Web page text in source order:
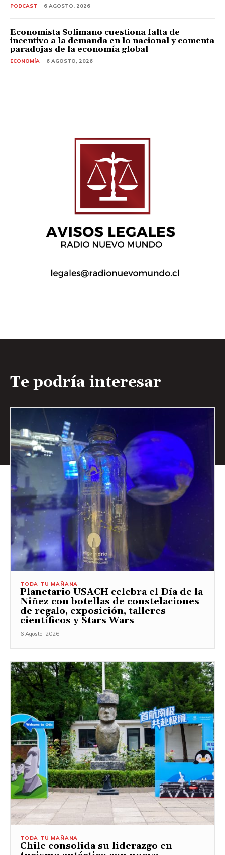
PODCAST 6 AGOSTO, 2026
Economista Solimano cuestiona falta de
incentivo a la demanda en lo nacional y comenta
paradojas de la economía global
ECONOMÍA 6 AGOSTO, 2026
Te podría interesar
TODA TU MAÑANA
Planetario USACH celebra el Día de la
Niñez con botellas de constelaciones
de regalo, exposición, talleres
científicos y Stars Wars
6 Agosto, 2026
TODA TU MAÑANA
Chile consolida su liderazgo en